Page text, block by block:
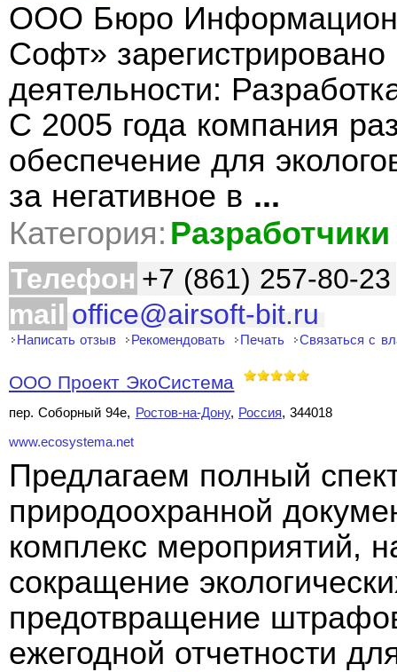
ООО Бюро
Софт»
деятельности:
С 2005 года компания
обеспечение для
за негативное в ...
Категория:
Телефон +7 (861) 257-80-23
mail office@airsoft-bit.ru
Написать отзыв Рекомендовать Печать Связаться с
ООО Проект ЭкоСистема
пер. Соборный 94е, Ростов-на-Дону, Россия, 344018
www.ecosystema.net
Предлагаем полный
природоохранной
комплекс мероприятий,
сокращение
предотвращение
ежегодной отчетности